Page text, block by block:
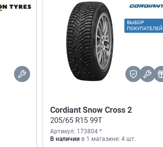
ВЫБОР
ПОКУПАТЕЛЕЙ
Cordiant Snow Cross 2
205/65 R15 99T
Артикул: 173804 *
В наличии в 1 магазине: 4 шт.